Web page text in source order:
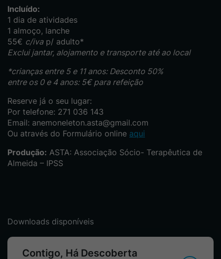
Incluído:
1 dia de atividades
1 almoço, lanche
55€ c/ivap/ adulto*
Exclui jantar, alojamento e transporte até ao local
*crianças entre 5 e 11 anos: Desconto 50%
entre os 0 e 4 anos: 5€ para refeição
Reserve já o seu lugar:
Por telefone: 271 036 143
Email: anemoneleton.asta@gmail.com
Ou através do Formulário online aqui
Produção: ASTA: Associação Sócio- Terapêutica de
Almeida – IPSS
Downloads disponíveis
Contigo, Há Descoberta